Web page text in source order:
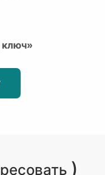
ключ»
)